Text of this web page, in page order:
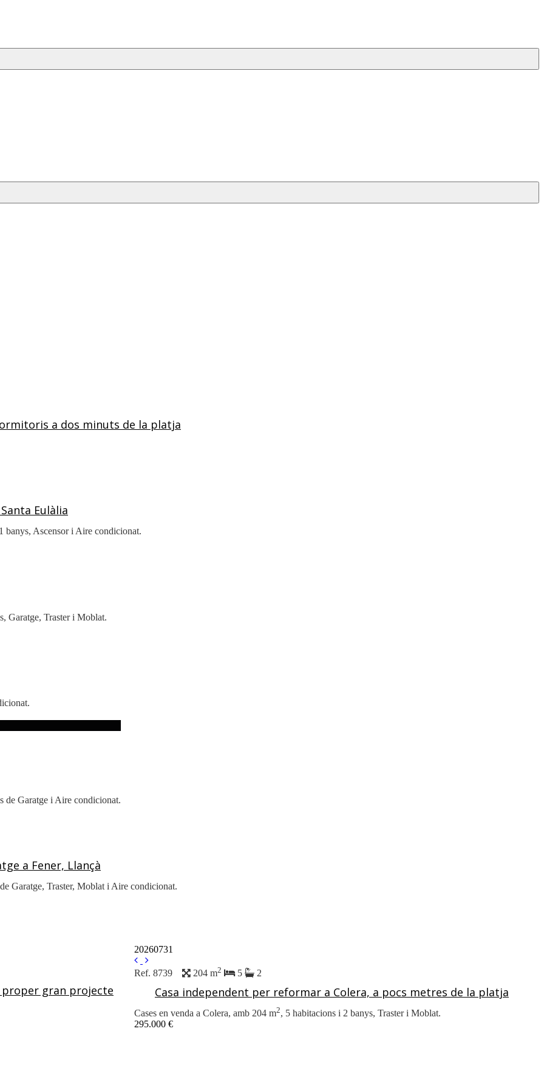
a dos minuts de la platja
Eulàlia
banys, Ascensor i Aire condicionat.
Garatge, Traster i Moblat.
de Garatge i Aire condicionat.
a Fener, Llançà
Garatge, Traster, Moblat i Aire condicionat.
gran projecte
20260731
Ref. 8739 204 m2 5 2
Casa independent per reformar a Colera, a pocs metres de la platja
Cases en venda a Colera, amb 204 m2, 5 habitacions i 2 banys, Traster i Moblat.
295.000 €